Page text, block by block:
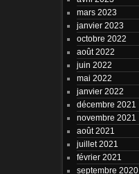
mars 2023
janvier 2023
octobre 2022
août 2022
juin 2022
mai 2022
janvier 2022
décembre 2021
novembre 2021
août 2021
juillet 2021
février 2021
septembre 2020